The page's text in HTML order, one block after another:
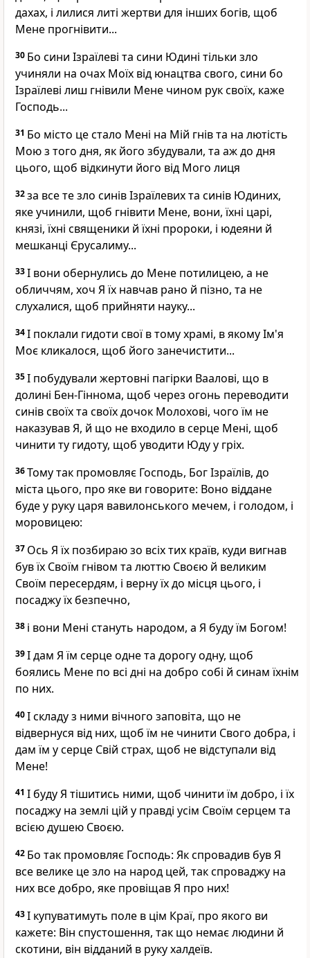
дахах, і лилися литі жертви для інших богів, щоб
Мене прогнівити...
30 Бо сини Ізраїлеві та сини Юдині тільки зло
учиняли на очах Моїх від юнацтва свого, сини бо
Ізраїлеві лиш гнівили Мене чином рук своїх, каже
Господь...
31 Бо місто це стало Мені на Мій гнів та на лютість
Мою з того дня, як його збудували, та аж до дня
цього, щоб відкинути його від Мого лиця
32за все те зло синів Ізраїлевих та синів Юдиних,
яке учинили, щоб гнівити Мене, вони, їхні царі,
князі, їхні священики й їхні пророки, і юдеяни й
мешканці Єрусалиму...
33І вони обернулись до Мене потилицею, а не
обличчям, хоч Я їх навчав рано й пізно, та не
слухалися, щоб прийняти науку...
34І поклали гидоти свої в тому храмі, в якому Ім'я
Моє кликалося, щоб його занечистити...
35І побудували жертовні пагірки Ваалові, що в
долині Бен-Гіннома, щоб через огонь переводити
синів своїх та своїх дочок Молохові, чого їм не
наказував Я, й що не входило в серце Мені, щоб
чинити ту гидоту, щоб уводити Юду у гріх.
36Тому так промовляє Господь, Бог Ізраїлів, до
міста цього, про яке ви говорите: Воно віддане
буде у руку царя вавилонського мечем, і голодом, і
моровицею:
37 Ось Я їх позбираю зо всіх тих країв, куди вигнав
був їх Своїм гнівом та люттю Своєю й великим
Своїм пересердям, і верну їх до місця цього, і
посаджу їх безпечно,
38 і вони Мені стануть народом, а Я буду їм Богом!
39І дам Я їм серце одне та дорогу одну, щоб
боялись Мене по всі дні на добро собі й синам їхнім
по них.
40І складу з ними вічного заповіта, що не
відвернуся від них, щоб їм не чинити Свого добра, і
дам їм у серце Свій страх, щоб не відступали від
Мене!
41 І буду Я тішитись ними, щоб чинити їм добро, і їх
посаджу на землі цій у правді усім Своїм серцем та
всією душею Своєю.
42 Бо так промовляє Господь: Як спровадив був Я
все велике це зло на народ цей, так спроваджу на
них все добро, яке провіщав Я про них!
43І купуватимуть поле в цім Краї, про якого ви
кажете: Він спустошення, так що немає людини й
скотини, він відданий в руку халдеїв.